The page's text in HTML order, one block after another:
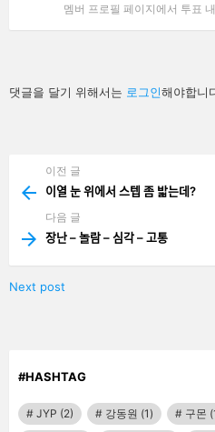
멤버 프로필 페이지에서 투표
답
글
댓글을 달기 위해서는 로그인해야합니
more
이전 글
이열 눈 위에서 스텝 좀 밟는데?
다음 글
장난 – 놀람 – 심각 – 고통
Next post
#HASHTAG
JYP (2) 강동원 (1) 구몬